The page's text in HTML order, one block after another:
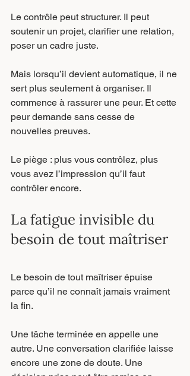
Le contrôle peut structurer. Il peut
soutenir un projet, clarifier une relation,
poser un cadre juste.
Mais lorsqu’il devient automatique, il ne
sert plus seulement à organiser. Il
commence à rassurer une peur. Et cette
peur demande sans cesse de
nouvelles preuves.
Le piège : plus vous contrôlez, plus
vous avez l’impression qu’il faut
contrôler encore.
La fatigue invisible du
besoin de tout maîtriser
Le besoin de tout maîtriser épuise
parce qu’il ne connaît jamais vraiment
la fin.
Une tâche terminée en appelle une
autre. Une conversation clarifiée laisse
encore une zone de doute. Une